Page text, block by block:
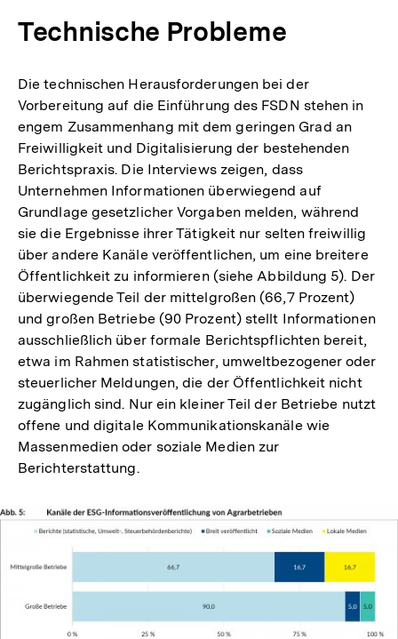
Technische Probleme
Die technischen Herausforderungen bei der
Vorbereitung auf die Einführung des FSDN stehen in
engem Zusammenhang mit dem geringen Grad an
Freiwilligkeit und Digitalisierung der bestehenden
Berichtspraxis. Die Interviews zeigen, dass
Unternehmen Informationen überwiegend auf
Grundlage gesetzlicher Vorgaben melden, während
sie die Ergebnisse ihrer Tätigkeit nur selten freiwillig
über andere Kanäle veröffentlichen, um eine breitere
Öffentlichkeit zu informieren (siehe Abbildung 5). Der
überwiegende Teil der mittelgroßen (66,7 Prozent)
und großen Betriebe (90 Prozent) stellt Informationen
ausschließlich über formale Berichtspflichten bereit,
etwa im Rahmen statistischer, umweltbezogener oder
steuerlicher Meldungen, die der Öffentlichkeit nicht
zugänglich sind. Nur ein kleiner Teil der Betriebe nutzt
offene und digitale Kommunikationskanäle wie
Massenmedien oder soziale Medien zur
Berichterstattung.